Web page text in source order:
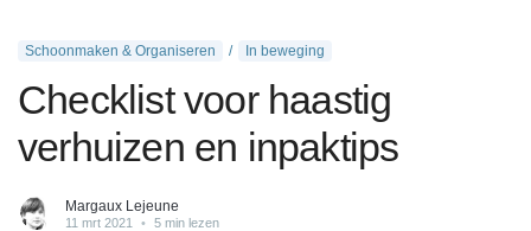
Schoonmaken & Organiseren In beweging
Checklist voor haastig
verhuizen en inpaktips
Margaux Lejeune
11 mrt 2021 • 5 min lezen